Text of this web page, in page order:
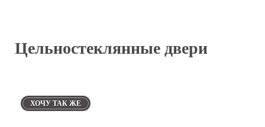
Цельностеклянные двери
ХОЧУ ТАК ЖЕ